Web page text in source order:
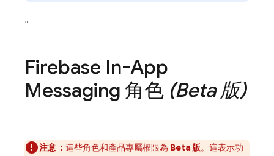
。
Firebase In-App
Messaging 角色 (Beta 版)
注意： 這些角色和產品專屬權限為 Beta 版。這表示功